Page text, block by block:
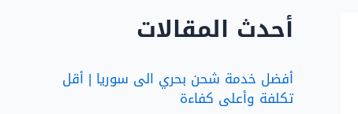
أحدث المقالات
أفضل خدمة شحن بحري الى سوريا | أقل
تكلفة وأعلى كفاءة